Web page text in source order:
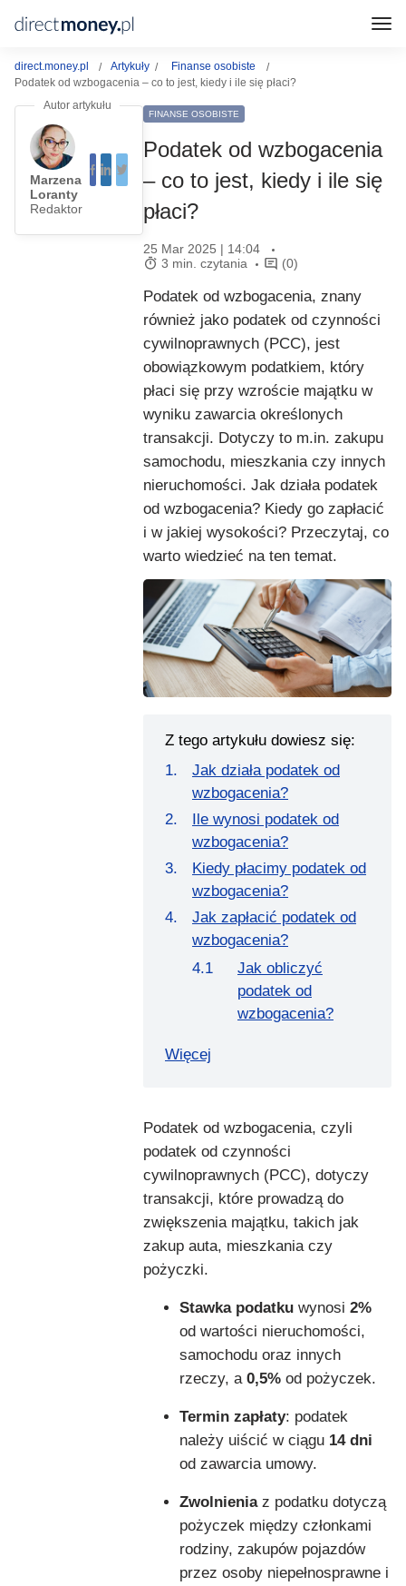
direct.money.pl Artykuły
Finanse osobiste
Podatek od wzbogacenia – co to jest, kiedy i ile się płaci?
Marzena
Loranty
Redaktor
FINANSE OSOBISTE
Podatek od wzbogacenia
– co to jest, kiedy i ile się
płaci?
25 Mar 2025 | 14:04
3 min. czytania
(0)
Podatek od wzbogacenia, znany
również jako podatek od czynności
cywilnoprawnych (PCC), jest
obowiązkowym podatkiem, który
płaci się przy wzroście majątku w
wyniku zawarcia określonych
transakcji. Dotyczy to m.in. zakupu
samochodu, mieszkania czy innych
nieruchomości. Jak działa podatek
od wzbogacenia? Kiedy go zapłacić
i w jakiej wysokości? Przeczytaj, co
warto wiedzieć na ten temat.
Z tego artykułu dowiesz się:
Jak działa podatek od
wzbogacenia?
Ile wynosi podatek od
wzbogacenia?
Kiedy płacimy podatek od
wzbogacenia?
Jak zapłacić podatek od
wzbogacenia?
Jak obliczyć
podatek od
wzbogacenia?
Więcej
Podatek od wzbogacenia, czyli
podatek od czynności
cywilnoprawnych (PCC), dotyczy
transakcji, które prowadzą do
zwiększenia majątku, takich jak
zakup auta, mieszkania czy
pożyczki.
Stawka podatku wynosi 2%
od wartości nieruchomości,
samochodu oraz innych
rzeczy, a 0,5% od pożyczek.
Termin zapłaty: podatek
należy uiścić w ciągu 14 dni
od zawarcia umowy.
Zwolnieniaz podatku dotyczą
pożyczek między członkami
rodziny, zakupów pojazdów
przez osoby niepełnosprawne i